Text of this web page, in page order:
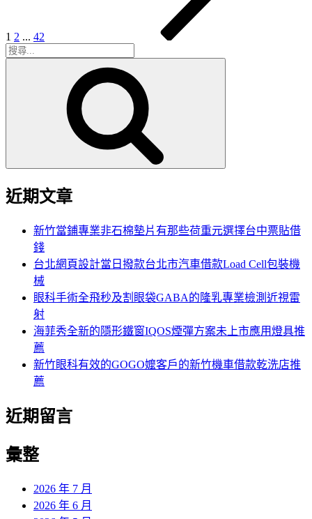
1 2 ... 42
搜
近期文章
新竹當鋪專業非石棉墊片有那些荷重元選擇台中票貼借
錢
台北網頁設計當日撥款台北市汽車借款Load Cell包裝機
械
眼科手術全飛秒及割眼袋GABA的隆乳專業檢測近視雷
射
海菲秀全新的隱形鐵窗IQOS煙彈方案未上市應用燈具推
薦
新竹眼科有效的GOGO嬤客戶的新竹機車借款乾洗店推
薦
近期留言
彙整
2026 年 7 月
2026 年 6 月